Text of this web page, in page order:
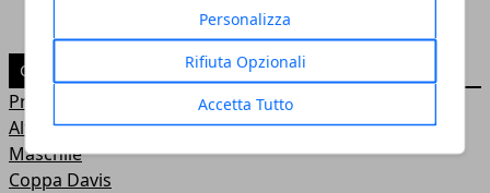
Personalizza
Rifiuta Opzionali
Accetta Tutto
CATEGORIE
Pronostici
Altri Sport
Maschile
Coppa Davis